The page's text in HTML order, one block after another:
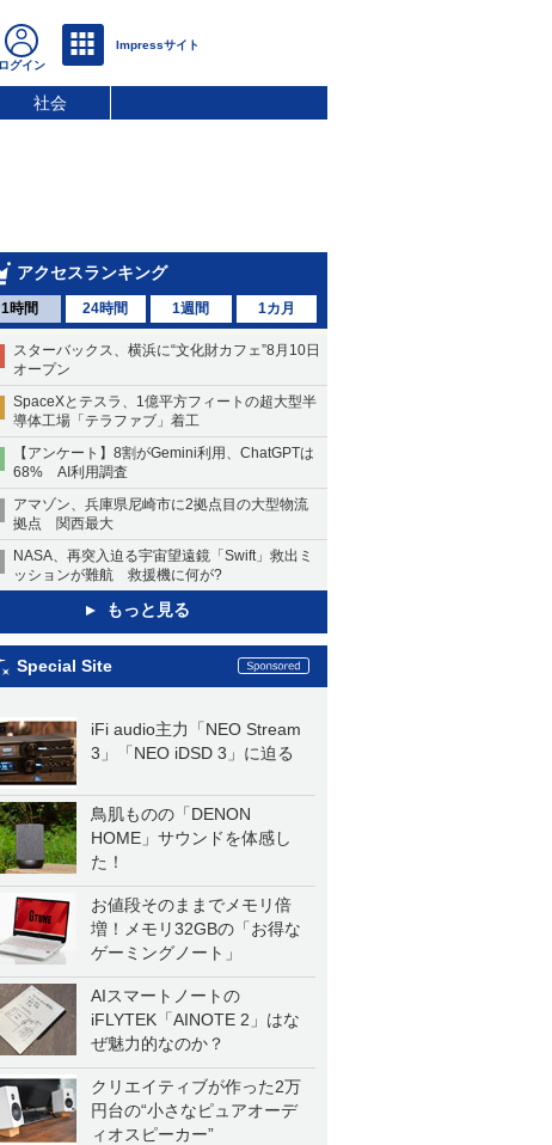
社会
アクセスランキング
1時間 24時間 1週間 1カ月
スターバックス、横浜に“文化財カフェ”8月10日
オープン
SpaceXとテスラ、1億平方フィートの超大型半
導体工場「テラファブ」着工
【アンケート】8割がGemini利用、ChatGPTは
68% AI利用調査
アマゾン、兵庫県尼崎市に2拠点目の大型物流
拠点 関西最大
NASA、再突入迫る宇宙望遠鏡「Swift」救出ミ
ッションが難航 救援機に何が?
もっと見る
Special Site
iFi audio主力「NEO Stream
3」「NEO iDSD 3」に迫る
鳥肌ものの「DENON
HOME」サウンドを体感し
た！
お値段そのままでメモリ倍
増！メモリ32GBの「お得な
ゲーミングノート」
AIスマートノートの
iFLYTEK「AINOTE 2」はな
ぜ魅力的なのか？
クリエイティブが作った2万
円台の“小さなピュアオーデ
ィオスピーカー”